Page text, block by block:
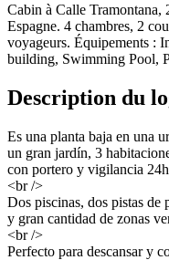
Cabin à Calle Tramontana,
Espagne. 4 chambres, 2
voyageurs. Équipements :
building, Swimming Pool,
Description du
Es una planta baja en una
un gran jardín, 3
con portero y vigilancia
<br />
Dos piscinas, dos pistas de
y gran cantidad de zonas
<br />
Perfecto para descansar y